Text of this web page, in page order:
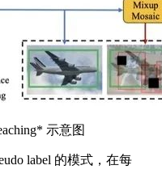
示意图
label 的模式，在每